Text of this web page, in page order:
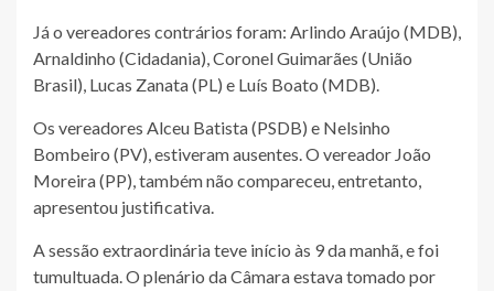
Já o vereadores contrários foram: Arlindo Araújo (MDB),
Arnaldinho (Cidadania), Coronel Guimarães (União
Brasil), Lucas Zanata (PL) e Luís Boato (MDB).
Os vereadores Alceu Batista (PSDB) e Nelsinho
Bombeiro (PV), estiveram ausentes. O vereador João
Moreira (PP), também não compareceu, entretanto,
apresentou justificativa.
A sessão extraordinária teve início às 9 da manhã, e foi
tumultuada. O plenário da Câmara estava tomado por